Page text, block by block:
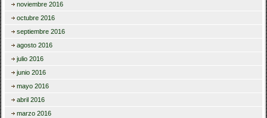
noviembre 2016
octubre 2016
septiembre 2016
agosto 2016
julio 2016
junio 2016
mayo 2016
abril 2016
marzo 2016